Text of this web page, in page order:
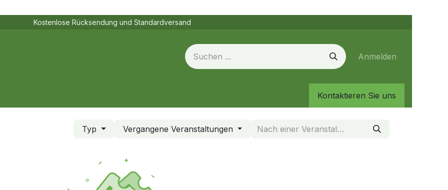
Kostenlose Rücksendung und Standardversand
Anmelden
Kontaktieren Sie uns
Typ Vergangene Veranstaltungen